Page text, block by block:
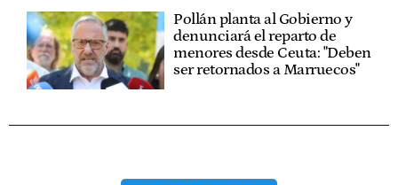
Pollán planta al Gobierno y
denunciará el reparto de
menores desde Ceuta: "Deben
ser retornados a Marruecos"